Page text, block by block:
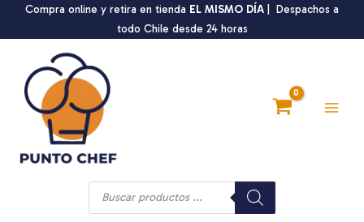
Compra online y retira en tienda EL MISMO DÍA | Despachos a
todo Chile desde 24 horas
Búsqueda